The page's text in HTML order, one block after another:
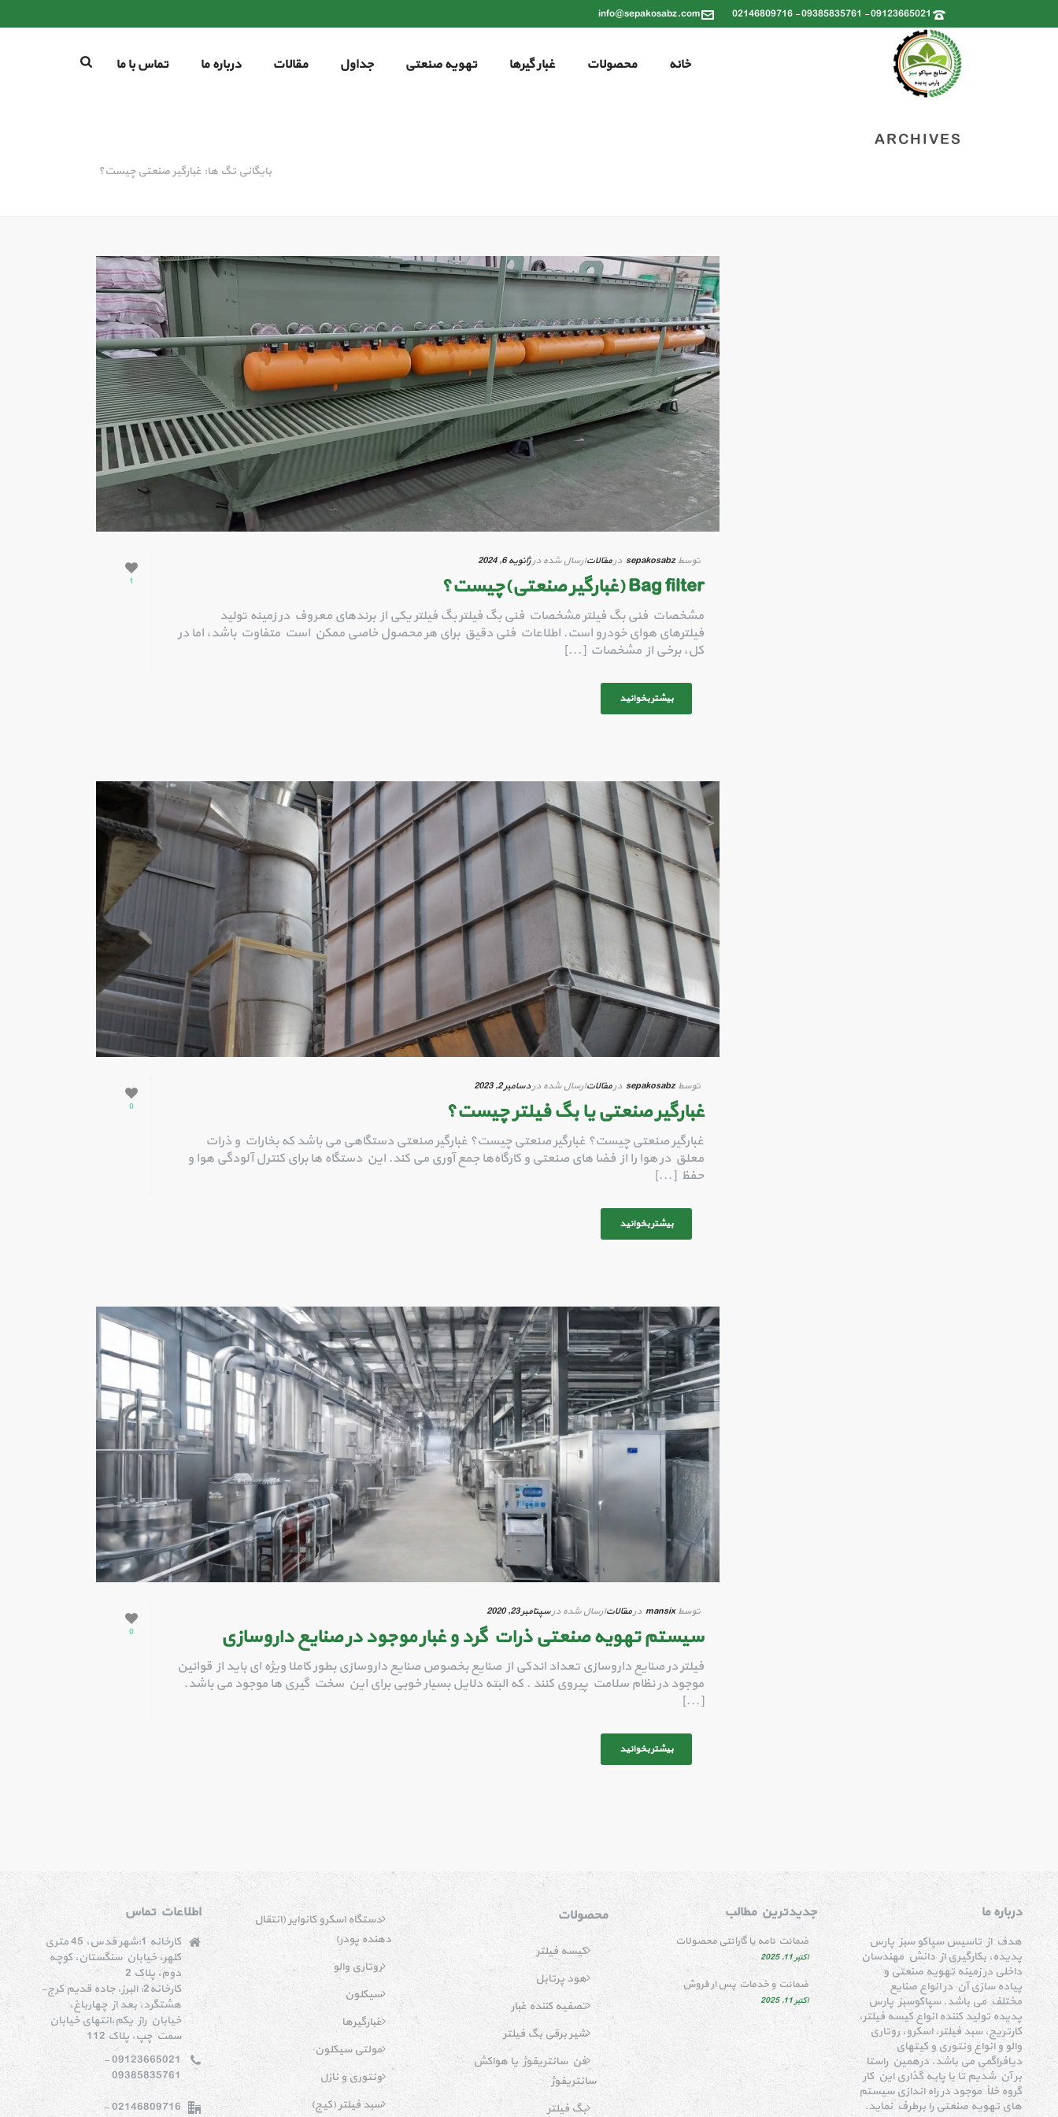
09123665021 - 09385835761 - 02146809716
info@sepakosabz.com
خانه محصولات غبار گیرها تهویه صنعتی جداول مقالات درباره ما تماس با ما
ARCHIVES
بایگانی تگ ها: غبارگیر صنعتی چیست؟
1
توسطsepakosabz درمقالاتارسال شده درژانویه 6, 2024
Bag filter (غبارگیر صنعتی)چیست؟
مشخصات فنی بگ فیلتر مشخصات فنی بگ فیلتر بگ فیلتر یکی از برندهای معروف در زمینه تولید
فیلترهای هوای خودرو است. اطلاعات فنی دقیق برای هر محصول خاصی ممکن است متفاوت باشد، اما در
کل، برخی از مشخصات [...]
بیشتر بخوانید
0
توسطsepakosabz درمقالاتارسال شده دردسامبر 2, 2023
غبارگیر صنعتی یا بگ فیلتر چیست؟
غبارگیر صنعتی چیست؟ غبارگیر صنعتی چیست؟ غبارگیر صنعتی دستگاهی می باشد که بخارات و ذرات
معلق در هوا را از فضا های صنعتی و کارگاه‌ها جمع‌ آوری می‌ کند. این دستگاه‌ ها برای کنترل آلودگی هوا و
حفظ [...]
بیشتر بخوانید
0
توسطmansix درمقالاتارسال شده درسپتامبر 23, 2020
سیستم تهویه صنعتی ذرات گرد و غبار موجود در صنایع داروسازی
فیلتر در صنایع داروسازی تعداد اندکی از صنایع بخصوص صنایع داروسازی بطور کاملا ویژه ای باید از قوانین
موجود در نظام سلامت پیروی کنند . که البته دلایل بسیار خوبی برای این سخت گیری ها موجود می باشد.
[...]
بیشتر بخوانید
اطلاعات تماس
کارخانه 1:شهر قدس، 45 متری
کلهر، خیابان سنگستان، کوچه
دوم، پلاک 2
کارخانه2: البرز، جاده قدیم کرج-
هشتگرد، بعد از چهارباغ،
خیابان راز یکم،انتهای خیابان
سمت چپ، پلاک 112
09123665021 -
09385835761
02146809716 -
دستگاه اسکرو کانوایر (انتقال
دهنده پودر)
روتاری والو
سیکلون
غبارگیرها
مولتی سیکلون
ونتوری و نازل
سبد فیلتر (کیج)
محصولات
کیسه فیلتر
هود پرتابل
تصفیه کننده غبار
شیر برقی بگ فیلتر
فن سانتریفوژ یا هواکش
سانتریفوژ
بگ فیلتر
جدیدترین مطالب
ضمانت نامه یا گارانتی محصولات
اکتبر 11, 2025
ضمانت و خدمات پس ار فروش
اکتبر 11, 2025
درباره ما
هدف از تاسیس سپاکو سبز پارس
پدیده، بکارگیری از دانش مهندسان
داخلی در زمینه تهویه صنعتی و
پیاده سازی آن در انواع صنایع
مختلف می باشد. سپاکوسبز پارس
پدیده تولید کننده انواع کیسه فیلتر،
کارتریج، سبد فیلتر، اسکرو، روتاری
والو و انواع ونتوری و کیتهای
دیافراگمی می باشد. درهمین راستا
بر آن شدیم تا با پایه گذاری این کار
گروه خلأ موجود در راه اندازی سیستم
های تهویه صنعتی را برطرف نماید.